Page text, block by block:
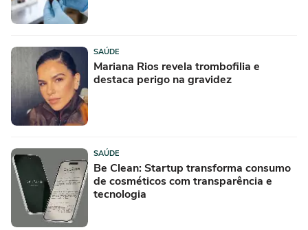
SAÚDE
Mariana Rios revela trombofilia e
destaca perigo na gravidez
SAÚDE
Be Clean: Startup transforma consumo
de cosméticos com transparência e
tecnologia